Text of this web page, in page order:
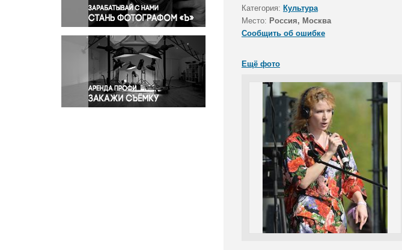
Происшествия и конфликты
Религия
Светская жизнь
Спорт
Экология
Экономика и бизнес
Категория: Культура
Место: Россия, Москва
Сообщить об ошибке
Ещё фото